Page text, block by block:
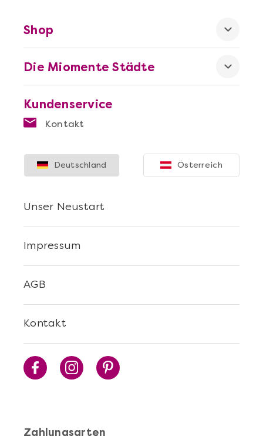
Kundenservice
Kontakt
Die Miomente Städte
Shop
Zahlungsarten
Kontakt
AGB
Impressum
Unser Neustart
Deutschland Österreich